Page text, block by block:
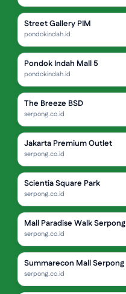
Street Gallery PIM
pondokindah.id
Pondok Indah Mall 5
pondokindah.id
The Breeze BSD
serpong.co.id
Jakarta Premium Outlet
serpong.co.id
Scientia Square Park
serpong.co.id
Mall Paradise Walk Serpong
serpong.co.id
Summarecon Mall Serpong
serpong.co.id